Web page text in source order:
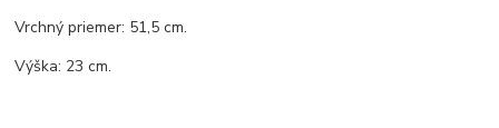
Vrchný priemer: 51,5 cm.
Výška: 23 cm.